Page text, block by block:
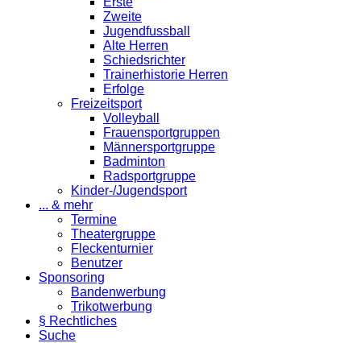
Zweite
Jugendfussball
Alte Herren
Schiedsrichter
Trainerhistorie Herren
Erfolge
Freizeitsport
Volleyball
Frauensportgruppen
Männersportgruppe
Badminton
Radsportgruppe
Kinder-/Jugendsport
... & mehr
Termine
Theatergruppe
Fleckenturnier
Benutzer
Sponsoring
Bandenwerbung
Trikotwerbung
§ Rechtliches
Suche